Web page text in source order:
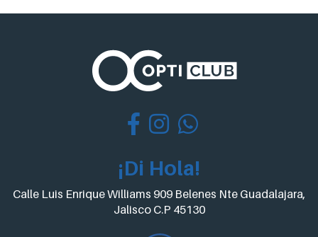
¡Di Hola!
Calle Luis Enrique Williams 909 Belenes Nte Guadalajara,
Jalisco C.P 45130